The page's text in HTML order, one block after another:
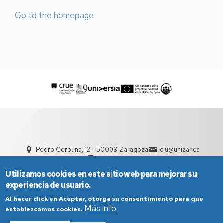
Go to the homepage
Pedro Cerbuna, 12 - 50009 Zaragoza
ciu@unizar.es
Utilizamos cookies en este sitio web para mejorar su
experiencia de usuario.
Al hacer click en Aceptar, otorga su consentimiento para que
establezcamos cookies. Más info